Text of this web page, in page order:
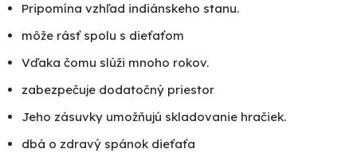
Pripomína vzhľad indiánskeho stanu.
môže rásť spolu s dieťaťom
Vďaka čomu slúži mnoho rokov.
zabezpečuje dodatočný priestor
Jeho zásuvky umožňujú skladovanie hračiek.
dbá o zdravý spánok dieťaťa